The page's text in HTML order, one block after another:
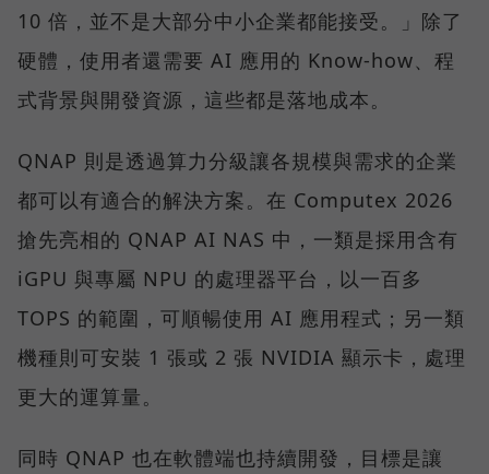
10 倍，並不是大部分中小企業都能接受。」除了
硬體，使用者還需要 AI 應用的 Know-how、程
式背景與開發資源，這些都是落地成本。
QNAP 則是透過算力分級讓各規模與需求的企業
都可以有適合的解決方案。在 Computex 2026
搶先亮相的 QNAP AI NAS 中，一類是採用含有
iGPU 與專屬 NPU 的處理器平台，以一百多
TOPS 的範圍，可順暢使用 AI 應用程式；另一類
機種則可安裝 1 張或 2 張 NVIDIA 顯示卡，處理
更大的運算量。
同時 QNAP 也在軟體端也持續開發，目標是讓